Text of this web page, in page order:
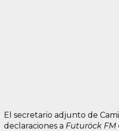
El secretario adjunto de
declaraciones a Futuröck FM